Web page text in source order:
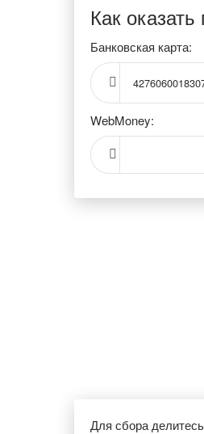
Как
Банковская карта:
WebMoney:
Для сбора